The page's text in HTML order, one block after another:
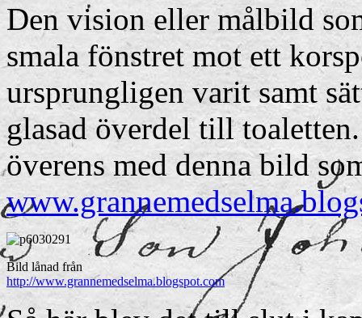
Den vision eller målbild
smala fönstret mot ett
ursprungligen varit samt
glasad överdel till
överens med denna bild
Bild lånad från
http://www.grannemedselma.blogspot.com